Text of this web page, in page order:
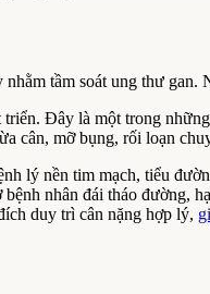
tầm soát ung thư
Đây là một trong
cân, mỡ bụng, rối loạn
lý nền tim mạch, tiểu
nhân đái tháo
duy trì cân nặng hợp lý,